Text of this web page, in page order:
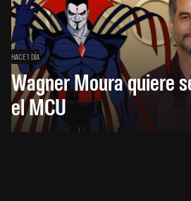
HACE 1 DÍA
Wagner Moura quiere
el MCU